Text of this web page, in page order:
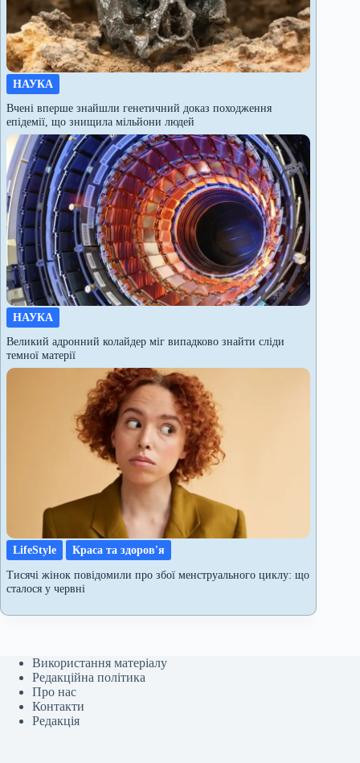
НАУКА
Вчені вперше знайшли генетичний доказ походження
епідемії, що знищила мільйони людей
НАУКА
Великий адронний колайдер міг випадково знайти сліди
темної матерії
LifeStyle
Краса та здоров'я
Тисячі жінок повідомили про збої менструального циклу: що
сталося у червні
Використання матеріалу
Редакційна політика
Про нас
Контакти
Редакція